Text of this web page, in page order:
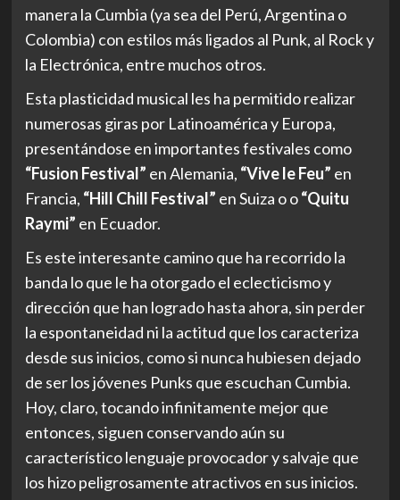
manera la Cumbia (ya sea del Perú, Argentina o
Colombia) con estilos más ligados al Punk, al Rock y
la Electrónica, entre muchos otros.
Esta plasticidad musical les ha permitido realizar
numerosas giras por Latinoamérica y Europa,
presentándose en importantes festivales como
“Fusion Festival” en Alemania, “Vive le Feu” en
Francia, “Hill Chill Festival” en Suiza o o“Quitu
Raymi” en Ecuador.
Es este interesante camino que ha recorrido la
banda lo que le ha otorgado el eclecticismo y
dirección que han logrado hasta ahora, sin perder
la espontaneidad ni la actitud que los caracteriza
desde sus inicios, como si nunca hubiesen dejado
de ser los jóvenes Punks que escuchan Cumbia.
Hoy, claro, tocando infinitamente mejor que
entonces, siguen conservando aún su
característico lenguaje provocador y salvaje que
los hizo peligrosamente atractivos en sus inicios.